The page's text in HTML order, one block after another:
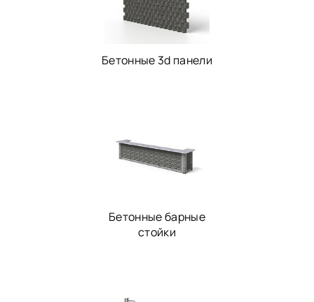
Бетонные 3d панели
Бетонные барные
стойки